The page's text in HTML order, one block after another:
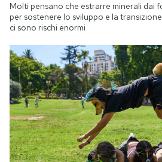
Molti pensano che estrarre minerali dai
per sostenere lo sviluppo e la
ci sono rischi enormi